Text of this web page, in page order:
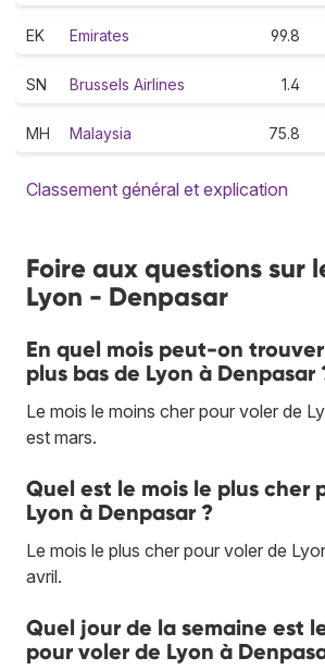
EK Emirates 99.8
SN Brussels Airlines 1.4
MH Malaysia 75.8
Classement général et explication
Foire aux questions sur
Lyon - Denpasar
En quel mois peut-on
plus bas de Lyon à Denpasar
Le mois le moins cher pour voler de
est mars.
Quel est le mois le plus cher
Lyon à Denpasar ?
Le mois le plus cher pour voler de
avril.
Quel jour de la semaine est
pour voler de Lyon à